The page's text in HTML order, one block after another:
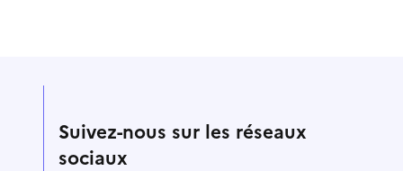
Suivez-nous sur les réseaux
sociaux